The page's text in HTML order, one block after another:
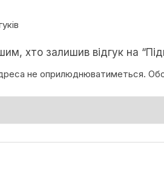
хто залишив відгук на
не оприлюднюватиметься.